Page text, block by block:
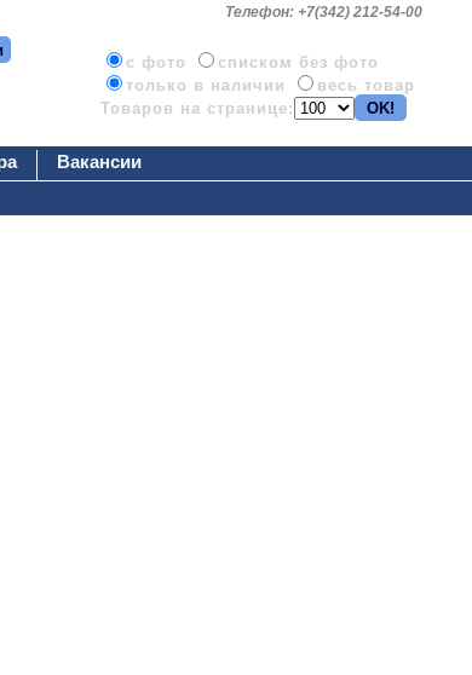
Телефон: +7(342) 212-54-00
c фото
списком без фото
только в наличии
весь товар
Товаров на странице:
Вакансии